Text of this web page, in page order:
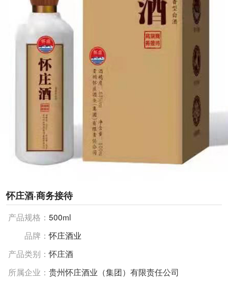
怀庄酒·商务接待
产品规格： 500ml
品牌：怀庄酒业
产品类别：怀庄酒
所属企业： 贵州怀庄酒业（集团）有限责任公司